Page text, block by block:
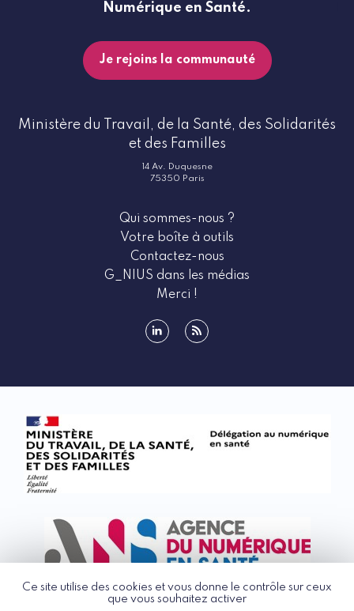
Ce site utilise des cookies et vous donne le contrôle sur ceux
que vous souhaitez activer
Numérique en Santé.
Je rejoins la communauté
Ministère du Travail, de la Santé, des Solidarités
et des Familles
14 Av. Duquesne
75350 Paris
Qui sommes-nous ?
Votre boîte à outils
Contactez-nous
G_NIUS dans les médias
Merci !